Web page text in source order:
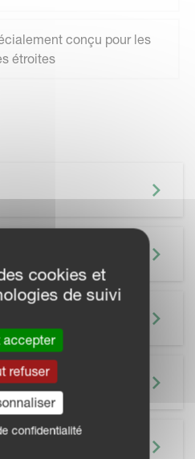
conçu pour les
étroites
cookies et
de suivi
accepter
refuser
confidentialité